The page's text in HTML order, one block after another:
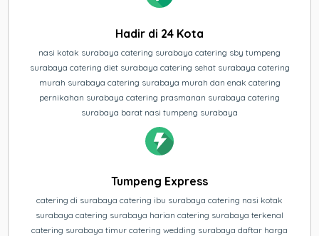
Hadir di 24 Kota
nasi kotak surabaya catering surabaya catering sby tumpeng
surabaya catering diet surabaya catering sehat surabaya catering
murah surabaya catering surabaya murah dan enak catering
pernikahan surabaya catering prasmanan surabaya catering
surabaya barat nasi tumpeng surabaya
Tumpeng Express
catering di surabaya catering ibu surabaya catering nasi kotak
surabaya catering surabaya harian catering surabaya terkenal
catering surabaya timur catering wedding surabaya daftar harga